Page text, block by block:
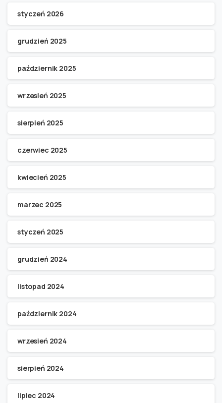
styczeń 2026
grudzień 2025
październik 2025
wrzesień 2025
sierpień 2025
czerwiec 2025
kwiecień 2025
marzec 2025
styczeń 2025
grudzień 2024
listopad 2024
październik 2024
wrzesień 2024
sierpień 2024
lipiec 2024